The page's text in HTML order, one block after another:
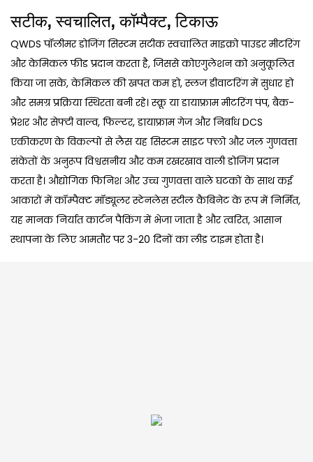
सटीक, स्वचालित, कॉम्पैक्ट, टिकाऊ
QWDS पॉलीमर डोजिंग सिस्टम सटीक स्वचालित माइक्रो पाउडर मीटरिंग
और केमिकल फीड प्रदान करता है, जिससे कोएगुलेशन को अनुकूलित
किया जा सके, केमिकल की खपत कम हो, स्लज डीवाटरिंग में सुधार हो
और समग्र प्रक्रिया स्थिरता बनी रहे। स्क्रू या डायाफ्राम मीटरिंग पंप, बैक-
प्रेशर और सेफ्टी वाल्व, फिल्टर, डायाफ्राम गेज और निर्बाध DCS
एकीकरण के विकल्पों से लैस यह सिस्टम साइट फ्लो और जल गुणवत्ता
संकेतों के अनुरूप विश्वसनीय और कम रखरखाव वाली डोजिंग प्रदान
करता है। औद्योगिक फिनिश और उच्च गुणवत्ता वाले घटकों के साथ कई
आकारों में कॉम्पैक्ट मॉड्यूलर स्टेनलेस स्टील कैबिनेट के रूप में निर्मित,
यह मानक निर्यात कार्टन पैकिंग में भेजा जाता है और त्वरित, आसान
स्थापना के लिए आमतौर पर 3-20 दिनों का लीड टाइम होता है।